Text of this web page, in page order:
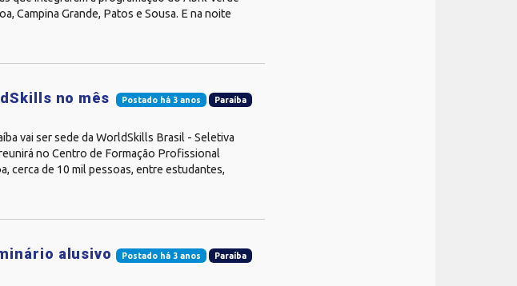
Campina Grande, Patos e Sousa. E na noite
Postado há 3 anos Paraíba
no mês
vai ser sede da WorldSkills Brasil - Seletiva
no Centro de Formação Profissional
cerca de 10 mil pessoas, entre estudantes,
Postado há 3 anos Paraíba
alusivo